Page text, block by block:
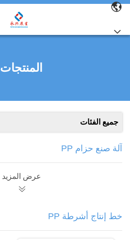
المنتجات
جميع الفئات
آلة صنع حزام PP
عرض المزيد
خط إنتاج أشرطة PP